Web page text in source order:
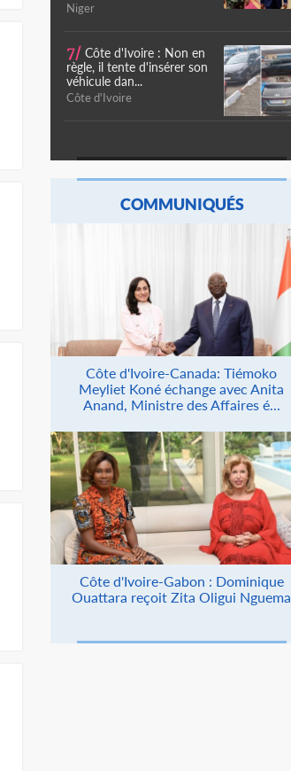
Niger
7/ Côte d'Ivoire : Non en
règle, il tente d'insérer son
véhicule dan...
Côte d'Ivoire
COMMUNIQUÉS
Côte d'Ivoire-Canada: Tiémoko
Meyliet Koné échange avec Anita
Anand, Ministre des Affaires é...
Côte d'Ivoire-Gabon : Dominique
Ouattara reçoit Zita Oligui Nguema